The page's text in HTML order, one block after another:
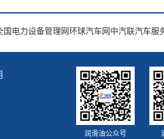
国电力设备管理网环球汽车网中汽联汽车服
润滑油公众号